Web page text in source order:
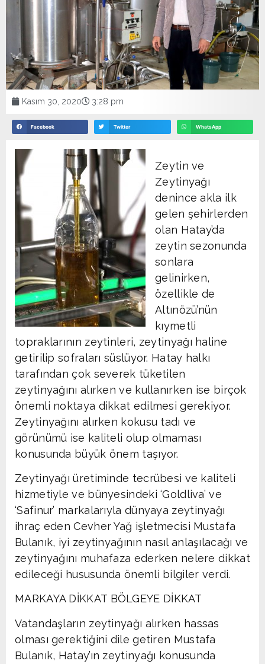
Kasım 30, 2020 3:28 pm
Facebook Twitter WhatsApp
Zeytin ve
Zeytinyağı
denince akla ilk
gelen şehirlerden
olan Hatay’da
zeytin sezonunda
sonlara
gelinirken,
özellikle de
Altınözü’nün
kıymetli
topraklarının zeytinleri, zeytinyağı haline
getirilip sofraları süslüyor. Hatay halkı
tarafından çok severek tüketilen
zeytinyağını alırken ve kullanırken ise birçok
önemli noktaya dikkat edilmesi gerekiyor.
Zeytinyağını alırken kokusu tadı ve
görünümü ise kaliteli olup olmaması
konusunda büyük önem taşıyor.
Zeytinyağı üretiminde tecrübesi ve kaliteli
hizmetiyle ve bünyesindeki ‘Goldliva’ ve
‘Safinur’ markalarıyla dünyaya zeytinyağı
ihraç eden Cevher Yağ işletmecisi Mustafa
Bulanık, iyi zeytinyağının nasıl anlaşılacağı ve
zeytinyağını muhafaza ederken nelere dikkat
edileceği hususunda önemli bilgiler verdi.
MARKAYA DİKKAT BÖLGEYE DİKKAT
Vatandaşların zeytinyağı alırken hassas
olması gerektiğini dile getiren Mustafa
Bulanık, Hatay’ın zeytinyağı konusunda